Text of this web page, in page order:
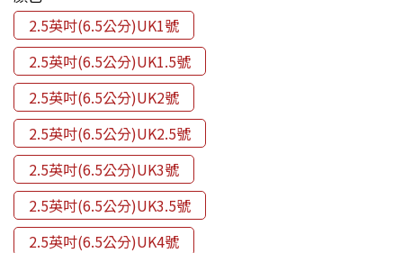
2.5英吋(6.5公分)UK1號
2.5英吋(6.5公分)UK1.5號
2.5英吋(6.5公分)UK2號
2.5英吋(6.5公分)UK2.5號
2.5英吋(6.5公分)UK3號
2.5英吋(6.5公分)UK3.5號
2.5英吋(6.5公分)UK4號